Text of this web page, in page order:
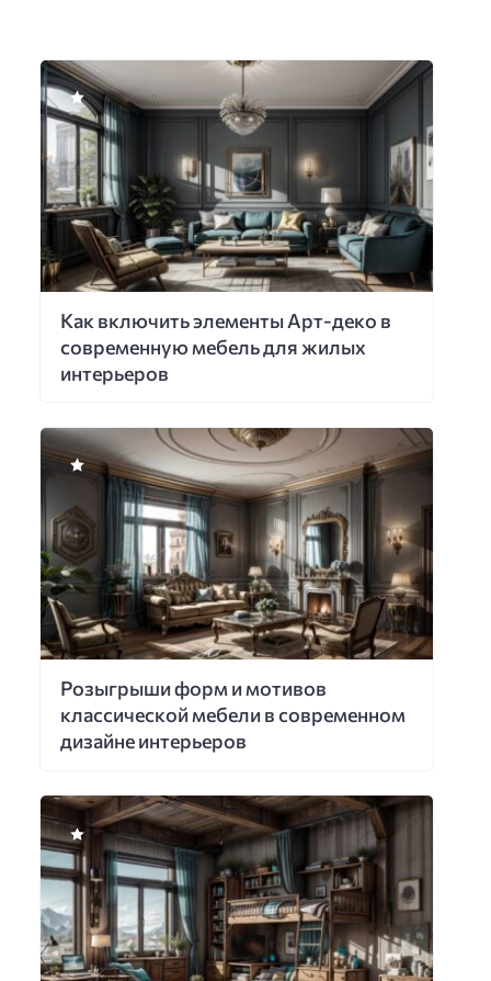
Как включить элементы Арт-деко в
современную мебель для жилых
интерьеров
Розыгрыши форм и мотивов
классической мебели в современном
дизайне интерьеров